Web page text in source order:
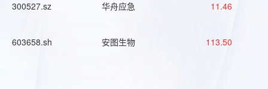
300527.sz 华舟应急 11.46
603658.sh 安图生物 113.50